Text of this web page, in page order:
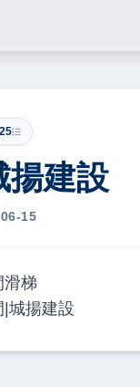
揚建設
15
滑梯
|城揚建設